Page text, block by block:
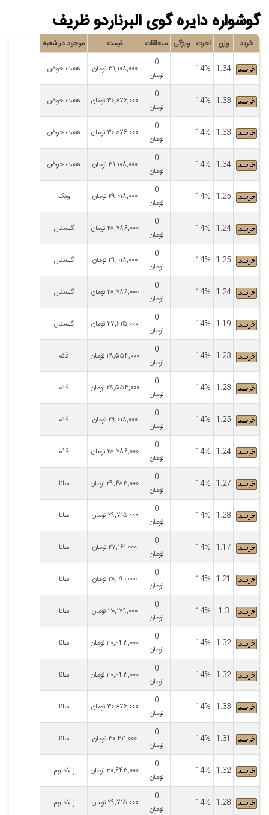
گوشواره دایره گوی البرناردو ظریف
خرید وزن اجرت ویژگی متعلقات قیمت موجود در شعبه
1.34
14%
0
تومان
۳۱,۱۰۸,۰۰۰ تومان هفت حوض
1.33
14%
0
تومان
۳۰,۸۷۶,۰۰۰ تومان هفت حوض
1.33
14%
0
تومان
۳۰,۸۷۶,۰۰۰ تومان هفت حوض
1.34
14%
0
تومان
۳۱,۱۰۸,۰۰۰ تومان هفت حوض
1.25
14%
0
تومان
۲۹,۰۱۸,۰۰۰ تومان ونک
1.24
14%
0
تومان
۲۸,۷۸۶,۰۰۰ تومان گلستان
1.25
14%
0
تومان
۲۹,۰۱۸,۰۰۰ تومان گلستان
1.24
14%
0
تومان
۲۸,۷۸۶,۰۰۰ تومان گلستان
1.19
14%
0
تومان
۲۷,۶۲۵,۰۰۰ تومان گلستان
1.23
14%
0
تومان
۲۸,۵۵۴,۰۰۰ تومان قائم
1.23
14%
0
تومان
۲۸,۵۵۴,۰۰۰ تومان قائم
1.25
14%
0
تومان
۲۹,۰۱۸,۰۰۰ تومان قائم
1.24
14%
0
تومان
۲۸,۷۸۶,۰۰۰ تومان قائم
1.27
14%
0
تومان
۲۹,۴۸۳,۰۰۰ تومان سانا
1.28
14%
0
تومان
۲۹,۷۱۵,۰۰۰ تومان سانا
1.17
14%
0
تومان
۲۷,۱۶۱,۰۰۰ تومان سانا
1.21
14%
0
تومان
۲۸,۰۹۰,۰۰۰ تومان سانا
1.3
14%
0
تومان
۳۰,۱۷۹,۰۰۰ تومان سانا
1.32
14%
0
تومان
۳۰,۶۴۳,۰۰۰ تومان سانا
1.32
14%
0
تومان
۳۰,۶۴۳,۰۰۰ تومان سانا
1.33
14%
0
تومان
۳۰,۸۷۶,۰۰۰ تومان سانا
1.31
14%
0
تومان
۳۰,۴۱۱,۰۰۰ تومان سانا
1.32
14%
0
تومان
۳۰,۶۴۳,۰۰۰ تومان پالادیوم
1.28
14%
0
تومان
۲۹,۷۱۵,۰۰۰ تومان پالادیوم